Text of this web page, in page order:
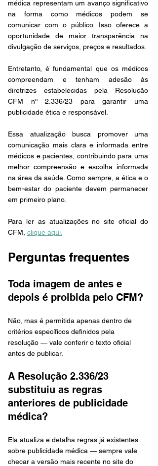
médica representam um avanço significativo
na forma como médicos podem se
comunicar com o público. Isso oferece a
oportunidade de maior transparência na
divulgação de serviços, preços e resultados.
Entretanto, é fundamental que os médicos
compreendam e tenham adesão às
diretrizes estabelecidas pela Resolução
CFM nº 2.336/23 para garantir uma
publicidade ética e responsável.
Essa atualização busca promover uma
comunicação mais clara e informada entre
médicos e pacientes, contribuindo para uma
melhor compreensão e escolha informada
na área da saúde. Como sempre, a ética e o
bem-estar do paciente devem permanecer
em primeiro plano.
Para ler as atualizações no site oficial do
CFM, clique aqui.
Perguntas frequentes
Toda imagem de antes e
depois é proibida pelo CFM?
Não, mas é permitida apenas dentro de
critérios específicos definidos pela
resolução — vale conferir o texto oficial
antes de publicar.
A Resolução 2.336/23
substituiu as regras
anteriores de publicidade
médica?
Ela atualiza e detalha regras já existentes
sobre publicidade médica — sempre vale
checar a versão mais recente no site do